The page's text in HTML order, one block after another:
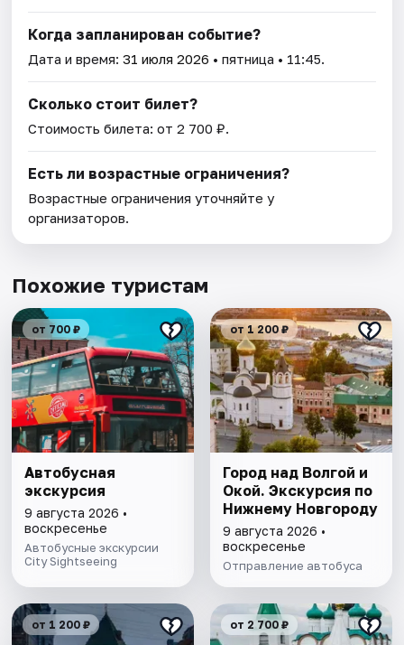
Когда запланирован событие?
Дата и время:31 июля 2026 • пятница • 11:45.
Сколько стоит билет?
Стоимость билета: от 2 700 ₽.
Есть ли возрастные ограничения?
Возрастные ограничения уточняйте у
организаторов.
Похожие туристам
от 700 ₽
Автобусная
экскурсия
9 августа 2026 •
воскресенье
Автобусные экскурсии
City Sightseeing
от 1 200 ₽
Город над Волгой и
Окой. Экскурсия по
Нижнему Новгороду
9 августа 2026 •
воскресенье
Отправление автобуса
от 1 200 ₽ от 2 700 ₽